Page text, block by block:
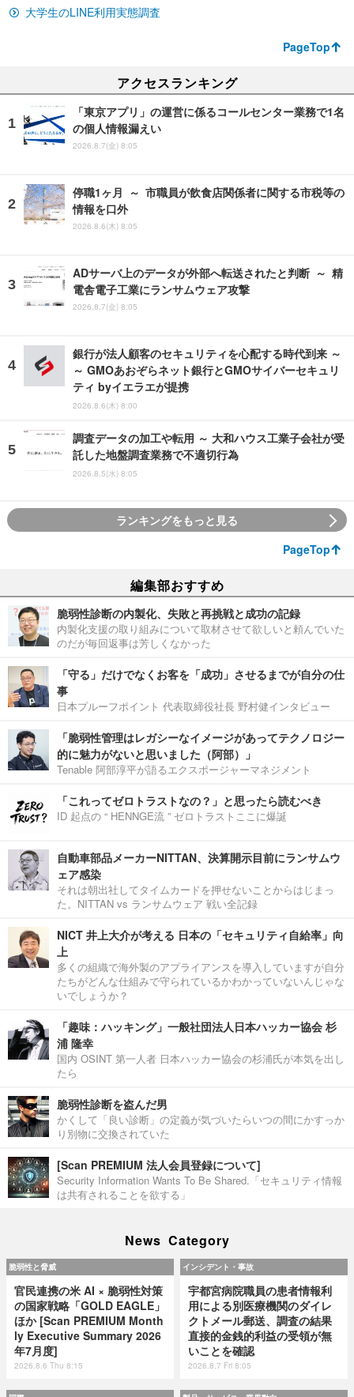
大学生のLINE利用実態調査
PageTop
アクセスランキング
「東京アプリ」の運営に係るコールセンター業務で1名
の個人情報漏えい
2026.8.7(金) 8:05
停職1ヶ月 ～ 市職員が飲食店関係者に関する市税等の
情報を口外
2026.8.6(木) 8:05
ADサーバ上のデータが外部へ転送されたと判断 ～ 精
電舎電子工業にランサムウェア攻撃
2026.8.7(金) 8:05
銀行が法人顧客のセキュリティを心配する時代到来 ～
～ GMOあおぞらネット銀行とGMOサイバーセキュリ
ティ byイエラエが提携
2026.8.6(木) 8:00
調査データの加工や転用 ～ 大和ハウス工業子会社が受
託した地盤調査業務で不適切行為
2026.8.5(水) 8:05
ランキングをもっと見る
PageTop
編集部おすすめ
脆弱性診断の内製化、失敗と再挑戦と成功の記録
内製化支援の取り組みについて取材させて欲しいと頼んでいた
のだが毎回返事は芳しくなかった
「守る」だけでなくお客を「成功」させるまでが自分の仕
事
日本プルーフポイント 代表取締役社長 野村健インタビュー
「脆弱性管理はレガシーなイメージがあってテクノロジー
的に魅力がないと思いました（阿部）」
Tenable 阿部淳平が語るエクスポージャーマネジメント
「これってゼロトラストなの？」と思ったら読むべき
ID 起点の “ HENNGE流 ” ゼロトラストここに爆誕
自動車部品メーカーNITTAN、決算開示目前にランサムウ
ェア感染
それは朝出社してタイムカードを押せないことからはじまっ
た。NITTAN vs ランサムウェア 戦い全記録
NICT 井上大介が考える 日本の「セキュリティ自給率」向
上
多くの組織で海外製のアプライアンスを導入していますが自分
たちがどんな仕組みで守られているかわかっていないんじゃな
いでしょうか？
「趣味：ハッキング」一般社団法人日本ハッカー協会 杉
浦 隆幸
国内 OSINT 第一人者 日本ハッカー協会の杉浦氏が本気を出し
たら
脆弱性診断を盗んだ男
かくして「良い診断」の定義が気づいたらいつの間にかすっか
り別物に交換されていた
[Scan PREMIUM 法人会員登録について]
Security Information Wants To Be Shared.「セキュリティ情報
は共有されることを欲する」
News Category
脆弱性と脅威
官民連携の米 AI × 脆弱性対策
の国家戦略「GOLD EAGLE」
ほか [Scan PREMIUM Month
ly Executive Summary 2026
年7月度]
2026.8.6 Thu 8:15
インシデント・事故
宇都宮病院職員の患者情報利
用による別医療機関のダイレ
クトメール郵送、調査の結果
直接的金銭的利益の受領が無
いことを確認
2026.8.7 Fri 8:05